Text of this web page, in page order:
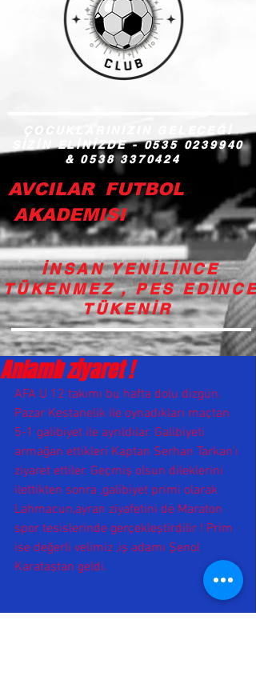
ÇOCUKLARINIZIN GELECEĞİ
SİZİN ELİNİZDE -0535 0239940
& 0538 3370424
AVCILAR FUTBOL
AKADEMISI
İNSAN YENİLİNCE
TÜKENMEZ , PES EDİNCE
TÜKENİR
Anlamlı ziyaret !
AFA U 12 takımı bu hafta dolu dizgün.
Pazar Kestanelik ile oynadıkları maçtan
5-1 galibiyet ile ayrıldılar. Galibiyeti
armağan ettikleri Kaptan Serhan Tarkan'ı
ziyaret ettiler. Geçmiş olsun dileklerini
ilettikten sonra ,galibiyet primi olarak
Lahmacun,ayran ziyafetini de Maraton
spor tesislerinde gerçekleştirdilir ! Prim
ise değerli velimiz ,iş adamı Şenol
Karataştan geldi.